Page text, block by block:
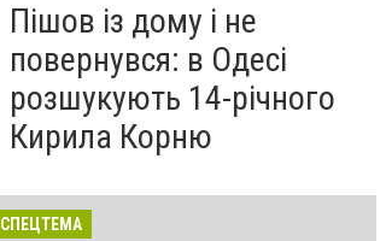
Пішов із дому і не
повернувся: в Одесі
розшукують 14-річного
Кирила Корню
СПЕЦТЕМА